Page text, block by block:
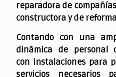
reparadora de
constructora y de
Contando con una
dinámica de personal
con instalaciones para
servicios necesarios